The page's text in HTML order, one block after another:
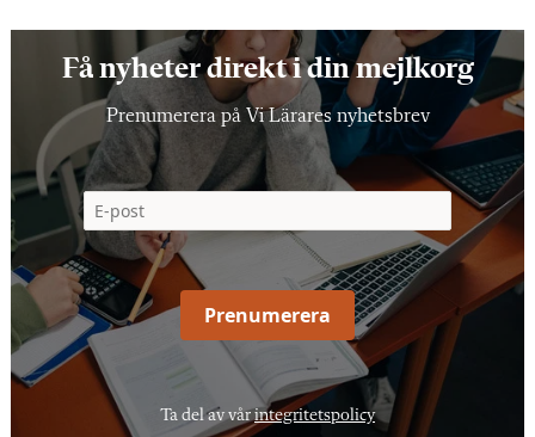
Få nyheter direkt i din mejlkorg
Prenumerera på Vi Lärares nyhetsbrev
Prenumerera
Ta del av vårintegritetspolicy